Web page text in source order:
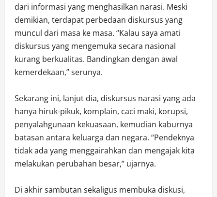
dari informasi yang menghasilkan narasi. Meski
demikian, terdapat perbedaan diskursus yang
muncul dari masa ke masa. “Kalau saya amati
diskursus yang mengemuka secara nasional
kurang berkualitas. Bandingkan dengan awal
kemerdekaan,” serunya.
Sekarang ini, lanjut dia, diskursus narasi yang ada
hanya hiruk-pikuk, komplain, caci maki, korupsi,
penyalahgunaan kekuasaan, kemudian kaburnya
batasan antara keluarga dan negara. “Pendeknya
tidak ada yang menggairahkan dan mengajak kita
melakukan perubahan besar,” ujarnya.
Di akhir sambutan sekaligus membuka diskusi,